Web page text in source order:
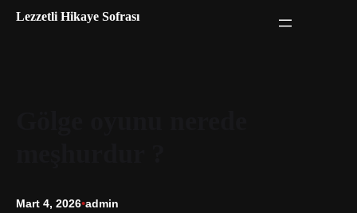
Lezzetli Hikaye Sofrası
Mart 4, 2026•admin